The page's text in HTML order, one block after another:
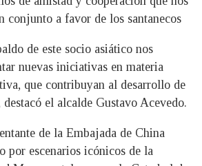
conjunto a favor de los santanecos
de este socio asiático nos
nuevas iniciativas en materia
que contribuyan al desarrollo de
el alcalde Gustavo Acevedo.
de la Embajada de China
por escenarios icónicos de la